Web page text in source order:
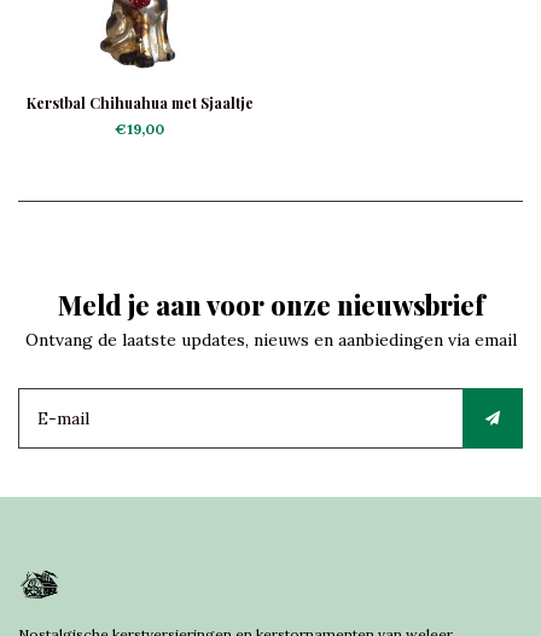
Kerstbal Chihuahua met Sjaaltje
€19,00
Meld je aan voor onze nieuwsbrief
Ontvang de laatste updates, nieuws en aanbiedingen via email